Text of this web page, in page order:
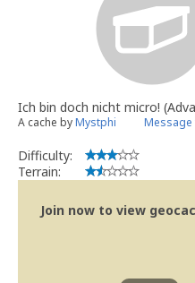
Ich bin doch nicht micro!
A cache byMystphi
Difficulty:
Terrain:
Join now to view